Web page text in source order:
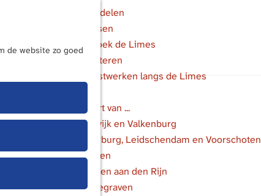
de website zo goed
e
u
Wandelen
Fietsen
Bezoek de Limes
Luisteren
Kunstwerken langs de Limes
In de buurt van ...
Katwijk en Valkenburg
Voorburg, Leidschendam en Voorschoten
Leiden
Alphen aan den Rijn
Bodegraven